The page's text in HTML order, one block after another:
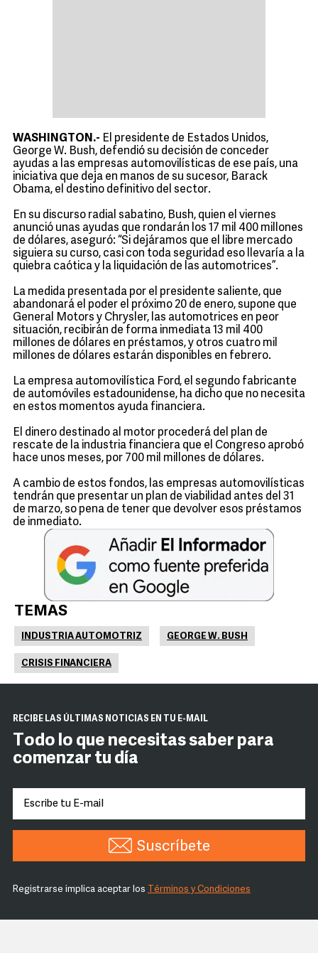
WASHINGTON.- El presidente de Estados Unidos,
George W. Bush, defendió su decisión de conceder
ayudas a las empresas automovilísticas de ese país, una
iniciativa que deja en manos de su sucesor, Barack
Obama, el destino definitivo del sector.
En su discurso radial sabatino, Bush, quien el viernes
anunció unas ayudas que rondarán los 17 mil 400 millones
de dólares, aseguró: “Si dejáramos que el libre mercado
siguiera su curso, casi con toda seguridad eso llevaría a la
quiebra caótica y la liquidación de las automotrices”.
La medida presentada por el presidente saliente, que
abandonará el poder el próximo 20 de enero, supone que
General Motors y Chrysler, las automotrices en peor
situación, recibirán de forma inmediata 13 mil 400
millones de dólares en préstamos, y otros cuatro mil
millones de dólares estarán disponibles en febrero.
La empresa automovilística Ford, el segundo fabricante
de automóviles estadounidense, ha dicho que no necesita
en estos momentos ayuda financiera.
El dinero destinado al motor procederá del plan de
rescate de la industria financiera que el Congreso aprobó
hace unos meses, por 700 mil millones de dólares.
A cambio de estos fondos, las empresas automovilísticas
tendrán que presentar un plan de viabilidad antes del 31
de marzo, so pena de tener que devolver esos préstamos
de inmediato.
TEMAS
INDUSTRIA AUTOMOTRIZ GEORGE W. BUSH
CRISIS FINANCIERA
RECIBE LAS ÚLTIMAS NOTICIAS EN TU E-MAIL
Todo lo que necesitas saber para
comenzar tu día
Suscríbete
Registrarse implica aceptar los Términos y Condiciones